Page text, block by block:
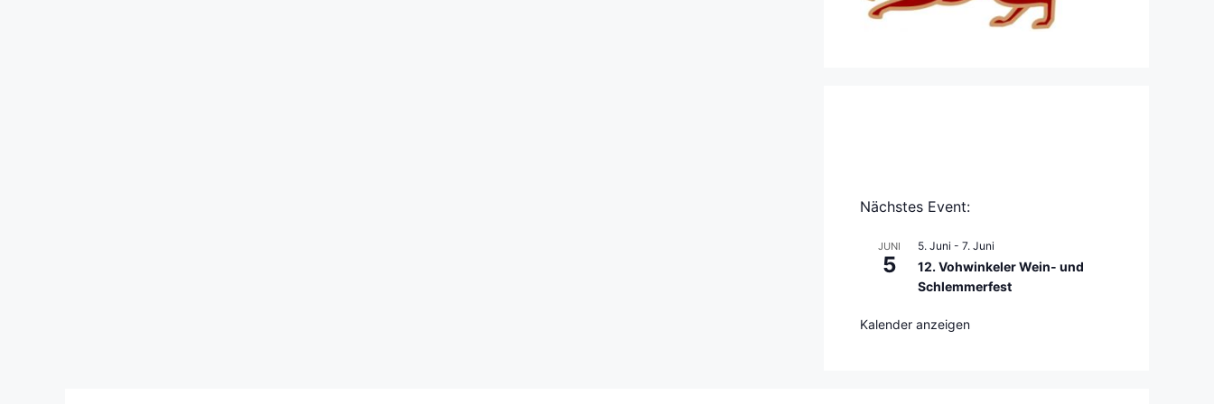
Nächstes Event:
JUNI
5
5. Juni - 7. Juni
12. Vohwinkeler Wein- und
Schlemmerfest
Kalender anzeigen